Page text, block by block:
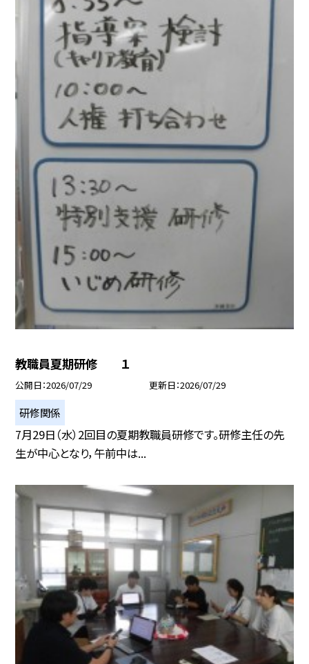
教職員夏期研修 １
公開日 2026/07/29 更新日 2026/07/29
研修関係
7月29日（水）2回目の夏期教職員研修です。研修主任の先
生が中心となり，午前中は...